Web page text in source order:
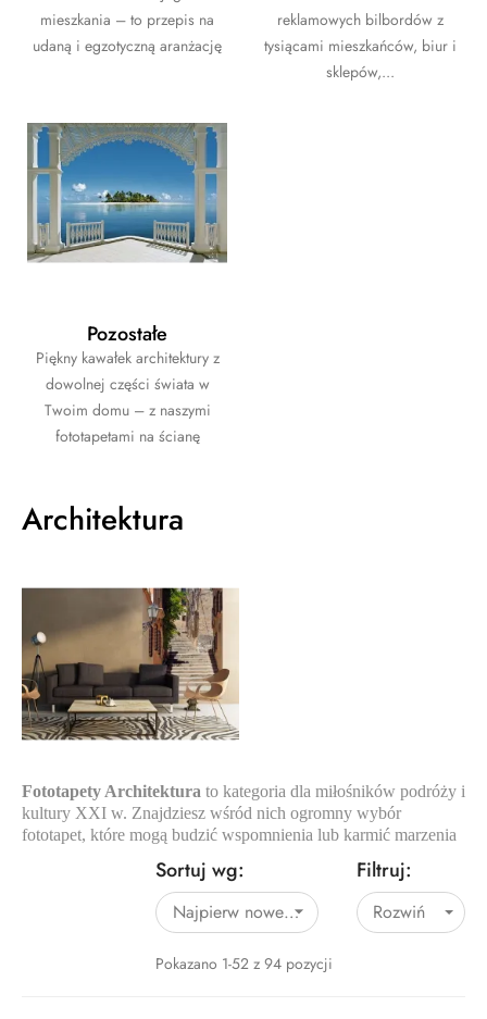
mieszkania – to przepis na
udaną i egzotyczną aranżację
reklamowych bilbordów z
tysiącami mieszkańców, biur i
sklepów,...
Pozostałe
Piękny kawałek architektury z
dowolnej części świata w
Twoim domu – z naszymi
fototapetami na ścianę
Architektura
Fototapety Architektura to kategoria dla miłośników podróży i
kultury XXI w. Znajdziesz wśród nich ogromny wybór
fototapet, które mogą budzić wspomnienia lub karmić marzenia
Sortuj wg:
Najpierw nowe produkty

Pokazano 1-52 z 94 pozycji
Filtruj:
Rozwiń